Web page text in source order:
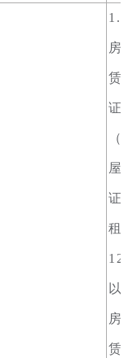
1.
房
赁
证
（
屋
证
租
12
以
房
赁